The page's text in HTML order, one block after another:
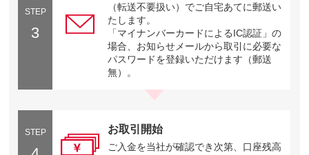
STEP
3
（転送不要扱い）でご自宅あてに郵送い
たします。
「マイナンバーカードによるIC認証」の
場合、お知らせメールから取引に必要な
パスワードを登録いただけます（郵送
無）。
STEP お取引開始
ご入金を当社が確認でき次第、口座残高